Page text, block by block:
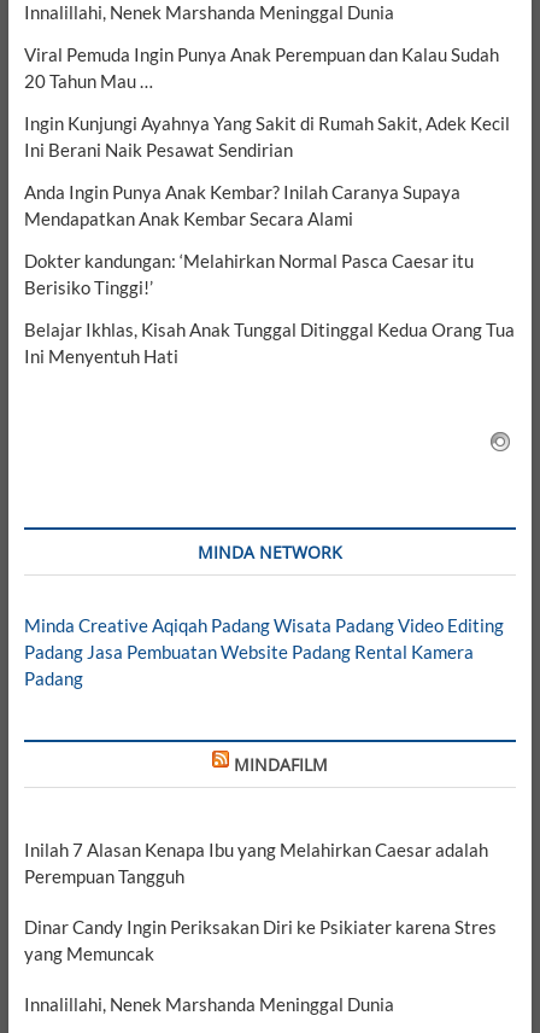
Innalillahi, Nenek Marshanda Meninggal Dunia
Viral Pemuda Ingin Punya Anak Perempuan dan Kalau Sudah
20 Tahun Mau …
Ingin Kunjungi Ayahnya Yang Sakit di Rumah Sakit, Adek Kecil
Ini Berani Naik Pesawat Sendirian
Anda Ingin Punya Anak Kembar? Inilah Caranya Supaya
Mendapatkan Anak Kembar Secara Alami
Dokter kandungan: ‘Melahirkan Normal Pasca Caesar itu
Berisiko Tinggi!’
Belajar Ikhlas, Kisah Anak Tunggal Ditinggal Kedua Orang Tua
Ini Menyentuh Hati
MINDA NETWORK
Minda CreativeAqiqah PadangWisata PadangVideo Editing
Padang Jasa Pembuatan Website Padang Rental Kamera
Padang
MINDAFILM
Inilah 7 Alasan Kenapa Ibu yang Melahirkan Caesar adalah
Perempuan Tangguh
Dinar Candy Ingin Periksakan Diri ke Psikiater karena Stres
yang Memuncak
Innalillahi, Nenek Marshanda Meninggal Dunia